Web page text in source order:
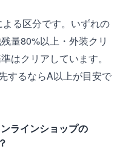
る区分です。いずれの
量80%以上・外装クリ
はクリアしています。
するならA以上が目安で
ラインショップの